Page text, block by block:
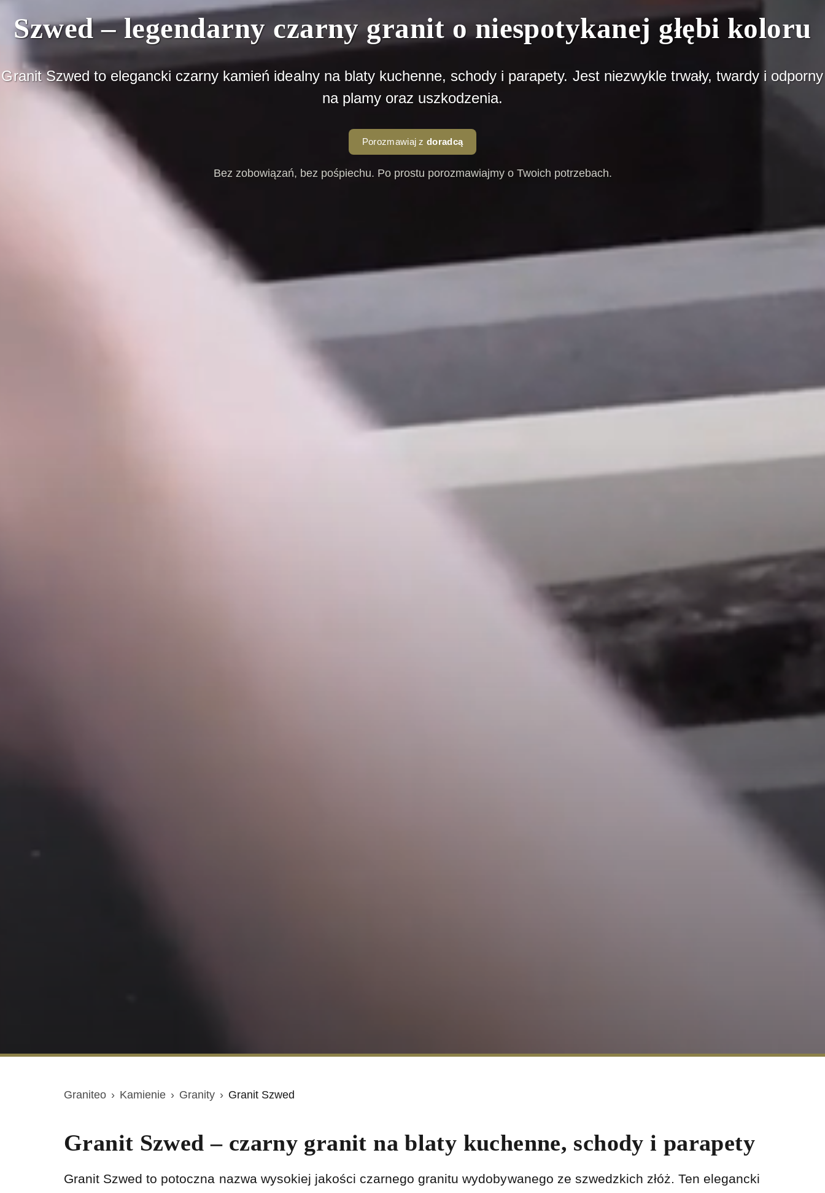
Szwed – legendarny czarny granit o niespotykanej głębi koloru
Granit Szwed to elegancki czarny kamień idealny na blaty kuchenne, schody i parapety. Jest niezwykle trwały, twardy i odporny
na plamy oraz uszkodzenia.
Porozmawiaj zdoradcą
Bez zobowiązań, bez pośpiechu. Po prostu porozmawiajmy o Twoich potrzebach.
Graniteo › Kamienie › Granity › Granit Szwed
Granit Szwed – czarny granit na blaty kuchenne, schody i parapety
Granit Szwed to potoczna nazwa wysokiej jakości czarnego granitu wydobywanego ze szwedzkich złóż. Ten elegancki